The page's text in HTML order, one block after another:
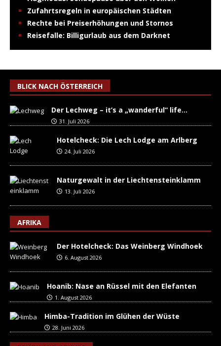
Zufahrtsregeln in europäischen Städten
Rechte bei Preiserhöhungen und Stornos
Reisefalle: Billigurlaub aus dem Darknet
BLICK NACH ÖSTERREICH
Der Lechweg – it’s a „wanderful“ life…
31. Juli 2026
Hotelcheck: Die Lech Lodge am Arlberg
24. Juli 2026
Naturgewalt in der Liechtensteinklamm
13. Juli 2026
AFRIKA
Der Hotelcheck: Das Weinberg Windhoek
6. August 2026
Hoanib: Nase an Rüssel mit den Elefanten
1. August 2026
Himba-Tradition im Glühen der Wüste
28. Juni 2026